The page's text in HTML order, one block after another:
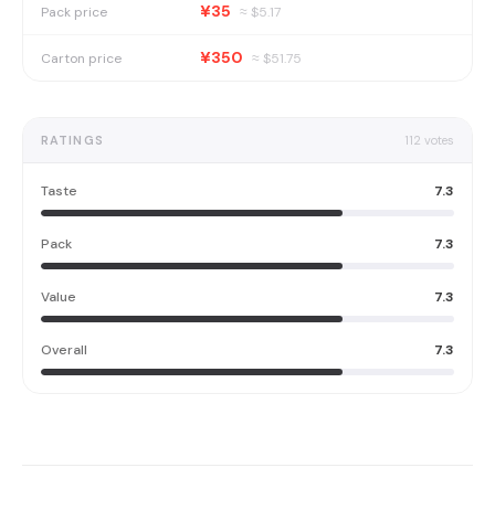
Pack price ¥35 ≈ $5.17
Carton price ¥350 ≈ $51.75
RATINGS 112 votes
Taste 7.3
Pack 7.3
Value 7.3
Overall 7.3